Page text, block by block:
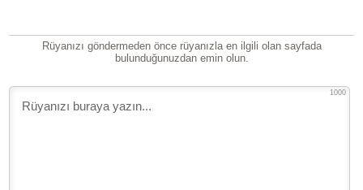
Rüyanızı göndermeden önce rüyanızla en ilgili olan sayfada
bulunduğunuzdan emin olun.
1000